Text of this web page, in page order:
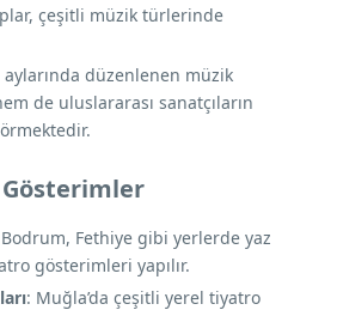
çeşitli müzik türlerinde
aylarında düzenlenen müzik
de uluslararası sanatçıların
Fethiye gibi yerlerde yaz
gösterimleri yapılır.
: Muğla’da çeşitli yerel tiyatro